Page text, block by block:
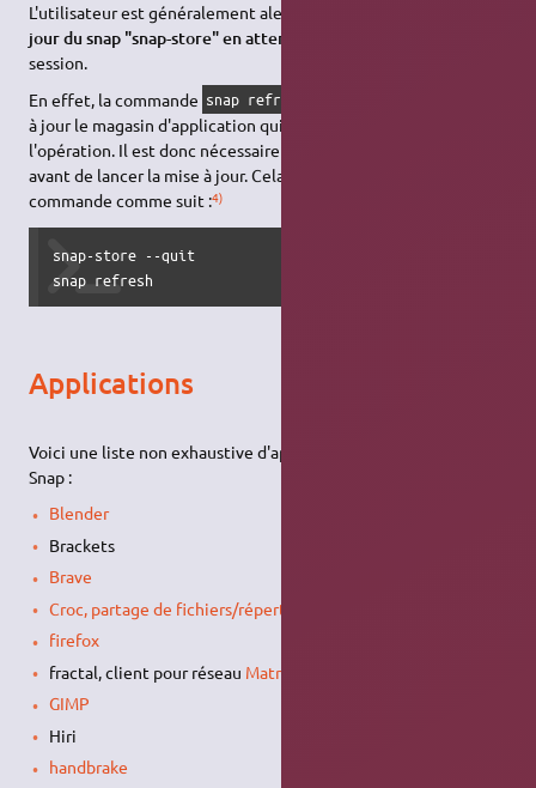
L'utilisateur est généralement alerté par un message «
jour du snap "snap-store" en attente
session.
En effet, la commande snap refresh
à jour le magasin d'application qui reste actif tout au long de
l'opération. Il est donc nécessaire de désactiver le magasin
avant de lancer la mise à jour. Cela peut se faire en ligne de
commande comme suit :4)
snap-store --quit
snap refresh
Applications
Voici une liste non exhaustive d'applications disponibles sous
Snap :
Blender
Brackets
Brave
Croc, partage de fichiers/répertoires en pair à pair
firefox
fractal, client pour réseau Matrix
GIMP
Hiri
handbrake